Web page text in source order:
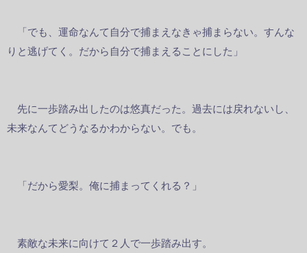
「でも、運命なんて自分で捕まえなきゃ捕まらない。すんな
りと逃げてく。だから自分で捕まえることにした」
先に一歩踏み出したのは悠真だった。過去には戻れないし、
未来なんてどうなるかわからない。でも。
「だから愛梨。俺に捕まってくれる？」
素敵な未来に向けて２人で一歩踏み出す。